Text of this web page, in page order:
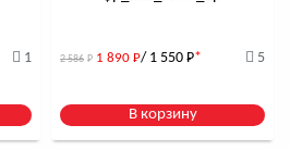
1 2 586 Р 1 890 Р/ 1 550 Р* 5
В корзину